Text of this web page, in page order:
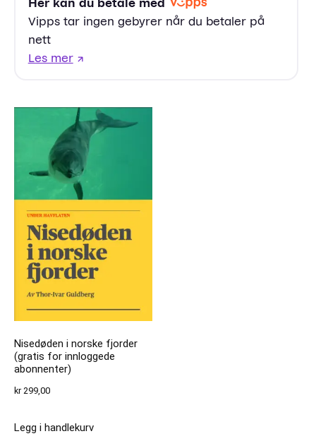
Nisedøden i norske fjorder
(gratis for innloggede
abonnenter)
kr299,00
Legg i handlekurv